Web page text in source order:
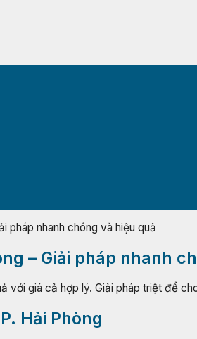
pháp nhanh chóng và hiệu quả
– Giải pháp nhanh
với giá cả hợp lý. Giải pháp triệt để
Hải Phòng